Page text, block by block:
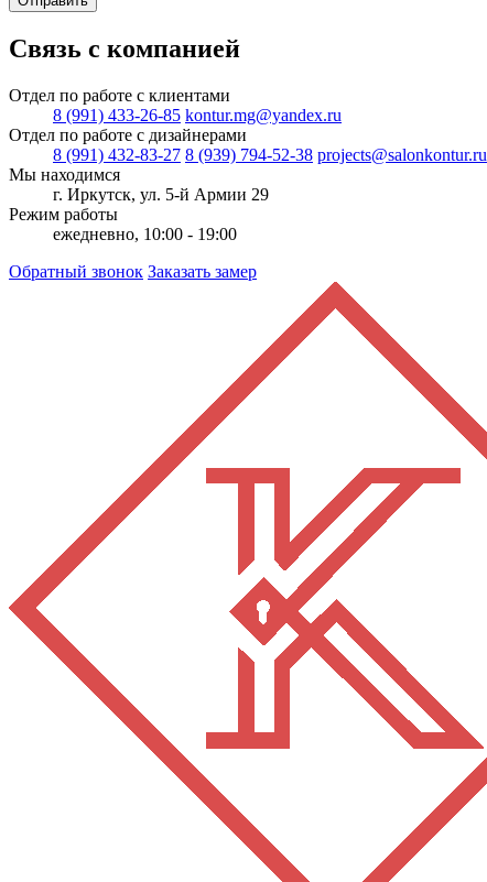
Связь с компанией
Отдел по работе с клиентами
8 (991) 433-26-85 kontur.mg@yandex.ru
Отдел по работе с дизайнерами
8 (991) 432-83-27 8 (939) 794-52-38 projects@salonkontur.ru
Мы находимся
г. Иркутск, ул. 5-й Армии 29
Режим работы
ежедневно, 10:00 - 19:00
Обратный звонок Заказать замер